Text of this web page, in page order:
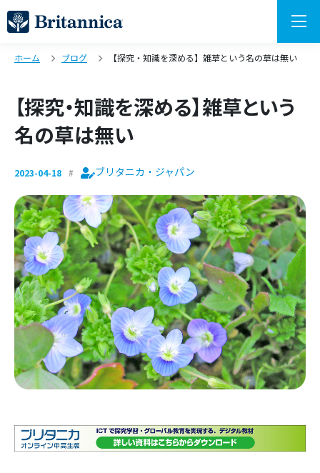
ホーム ブログ 【探究・知識を深める】雑草という名の草は無い
【探究・知識を深める】雑草という
名の草は無い
2023-04-18 ブリタニカ・ジャパン